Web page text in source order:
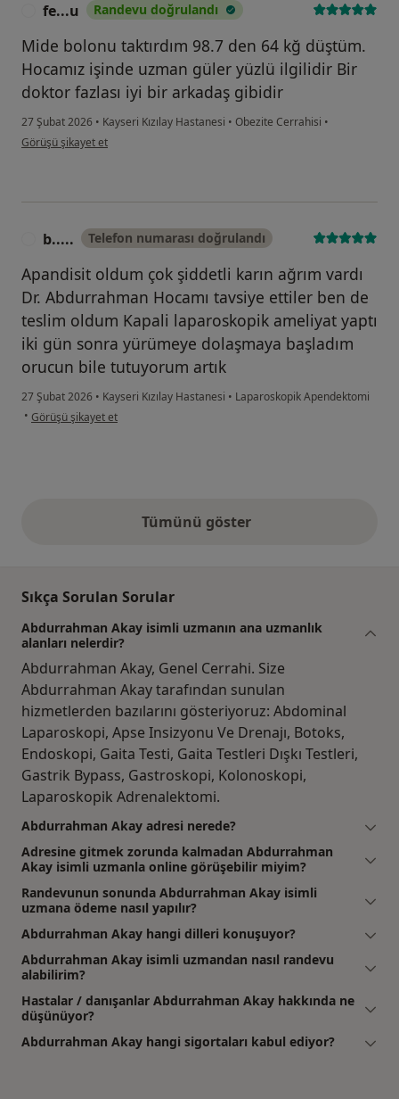
fe...u Randevu doğrulandı
Mide bolonu taktırdım 98.7 den 64 kğ düştüm.
Hocamız işinde uzman güler yüzlü ilgilidir Bir
doktor fazlası iyi bir arkadaş gibidir
27 Şubat 2026 • Kayseri Kızılay Hastanesi • Obezite Cerrahisi •
kullanıcının görüşüne göre fe...u
Görüşü şikayet et
b..... Telefon numarası doğrulandı
Apandisit oldum çok şiddetli karın ağrım vardı
Dr. Abdurrahman Hocamı tavsiye ettiler ben de
teslim oldum Kapali laparoskopik ameliyat yaptı
iki gün sonra yürümeye dolaşmaya başladım
orucun bile tutuyorum artık
27 Şubat 2026 • Kayseri Kızılay Hastanesi • Laparoskopik Apendektomi
• kullanıcının görüşüne göre b.....
Görüşü şikayet et
Tümünü gösteryukarıdaki görüşler
Sıkça Sorulan Sorular
Abdurrahman Akay isimli uzmanın ana uzmanlık
alanları nelerdir?
Abdurrahman Akay, Genel Cerrahi. Size
Abdurrahman Akay tarafından sunulan
hizmetlerden bazılarını gösteriyoruz: Abdominal
Laparoskopi, Apse Insizyonu Ve Drenajı, Botoks,
Endoskopi, Gaita Testi, Gaita Testleri Dışkı Testleri,
Gastrik Bypass, Gastroskopi, Kolonoskopi,
Laparoskopik Adrenalektomi.
Abdurrahman Akay adresi nerede?
Adresine gitmek zorunda kalmadan Abdurrahman
Akay isimli uzmanla online görüşebilir miyim?
Randevunun sonunda Abdurrahman Akay isimli
uzmana ödeme nasıl yapılır?
Abdurrahman Akay hangi dilleri konuşuyor?
Abdurrahman Akay isimli uzmandan nasıl randevu
alabilirim?
Hastalar / danışanlar Abdurrahman Akay hakkında ne
düşünüyor?
Abdurrahman Akay hangi sigortaları kabul ediyor?